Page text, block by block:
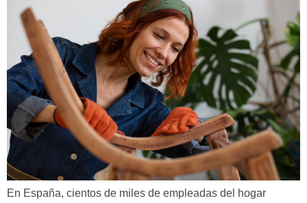
En España, cientos de miles de empleadas del hogar